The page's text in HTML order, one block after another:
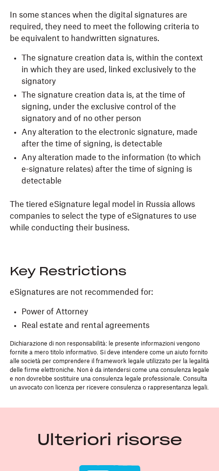
In some stances when the digital signatures are
required, they need to meet the following criteria to
be equivalent to handwritten signatures.
The signature creation data is, within the context
in which they are used, linked exclusively to the
signatory
The signature creation data is, at the time of
signing, under the exclusive control of the
signatory and of no other person
Any alteration to the electronic signature, made
after the time of signing, is detectable
Any alteration made to the information (to which
e-signature relates) after the time of signing is
detectable
The tiered eSignature legal model in Russia allows
companies to select the type of eSignatures to use
while conducting their business.
Key Restrictions
eSignatures are not recommended for:
Power of Attorney
Real estate and rental agreements
Dichiarazione di non responsabilità: le presente informazioni vengono
fornite a mero titolo informativo. Si deve intendere come un aiuto fornito
alle società per comprendere il framework legale utilizzato per la legalità
delle firme elettroniche. Non è da intendersi come una consulenza legale
e non dovrebbe sostituire una consulenza legale professionale. Consulta
un avvocato con licenza per ricevere consulenza o rappresentanza legali.
Ulteriori risorse